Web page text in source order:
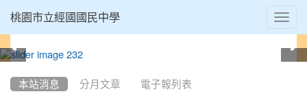
桃園市立經國國民中學
本站消息 分月文章 電子報列表